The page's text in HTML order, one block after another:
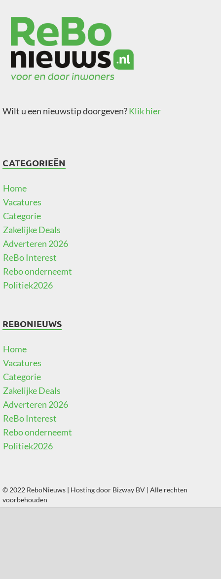
Wilt u een nieuwstip doorgeven?Klik hier
CATEGORIEËN
Home
Vacatures
Categorie
Zakelijke Deals
Adverteren 2026
ReBo Interest
Rebo onderneemt
Politiek2026
REBONIEUWS
Home
Vacatures
Categorie
Zakelijke Deals
Adverteren 2026
ReBo Interest
Rebo onderneemt
Politiek2026
© 2022 ReboNieuws | Hosting door Bizway BV | Alle rechten
voorbehouden